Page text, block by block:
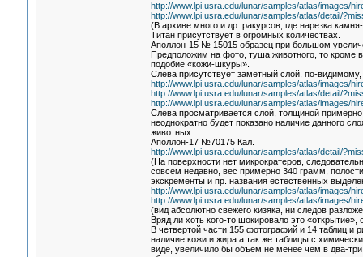
http://www.lpi.usra.edu/lunar/samples/atlas/images/
http://www.lpi.usra.edu/lunar/samples/atlas/detail/
(В архиве много и др. ракурсов, где нарезка
Титан присутствует в огромных количествах.
Аполлон-15 № 15015 образец при большом
Предположим на фото, туша животного, то кроме
подобие «кожи-шкуры».
Слева присутствует заметный слой, по-
http://www.lpi.usra.edu/lunar/samples/atlas/images/
http://www.lpi.usra.edu/lunar/samples/atlas/detail/
http://www.lpi.usra.edu/lunar/samples/atlas/images/
Слева просматривается слой, толщиной
неоднократно будет показано наличие данного
животных.
Аполлон-17 №70175 Кал.
http://www.lpi.usra.edu/lunar/samples/atlas/detail/
(На поверхности нет микрократеров,
совсем недавно, вес примерно 340 грамм,
экскременты и пр. названия естественных
http://www.lpi.usra.edu/lunar/samples/atlas/images/
http://www.lpi.usra.edu/lunar/samples/atlas/images/
(вид абсолютно свежего кизяка, ни следов
Вряд ли хоть кого-то шокировало это
В четвертой части 155 фотографий и 14 таблиц
наличие кожи и жира а так же таблицы с
виде, увеличило бы объем не менее чем в два-